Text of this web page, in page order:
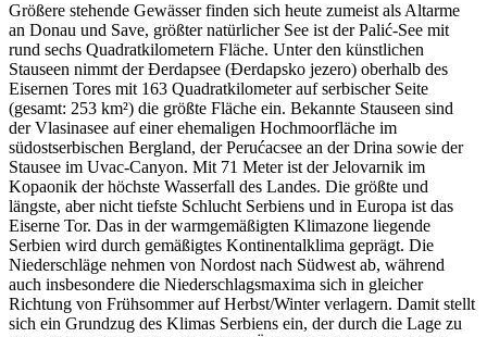
Größere stehende Gewässer finden sich heute zumeist als Altarme
an Donau und Save, größter natürlicher See ist der Palić-See mit
rund sechs Quadratkilometern Fläche. Unter den künstlichen
Stauseen nimmt der Đerdapsee (Đerdapsko jezero) oberhalb des
Eisernen Tores mit 163 Quadratkilometer auf serbischer Seite
(gesamt: 253 km²) die größte Fläche ein. Bekannte Stauseen sind
der Vlasinasee auf einer ehemaligen Hochmoorfläche im
südostserbischen Bergland, der Perućacsee an der Drina sowie der
Stausee im Uvac-Canyon. Mit 71 Meter ist der Jelovarnik im
Kopaonik der höchste Wasserfall des Landes. Die größte und
längste, aber nicht tiefste Schlucht Serbiens und in Europa ist das
Eiserne Tor. Das in der warmgemäßigten Klimazone liegende
Serbien wird durch gemäßigtes Kontinentalklima geprägt. Die
Niederschläge nehmen von Nordost nach Südwest ab, während
auch insbesondere die Niederschlagsmaxima sich in gleicher
Richtung von Frühsommer auf Herbst/Winter verlagern. Damit stellt
sich ein Grundzug des Klimas Serbiens ein, der durch die Lage zu